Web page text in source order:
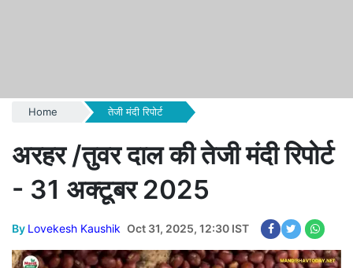
Home तेजी मंदी रिपोर्ट
अरहर /तुवर दाल की तेजी मंदी रिपोर्ट
- 31 अक्टूबर 2025
By Lovekesh Kaushik Oct 31, 2025, 12:30 IST